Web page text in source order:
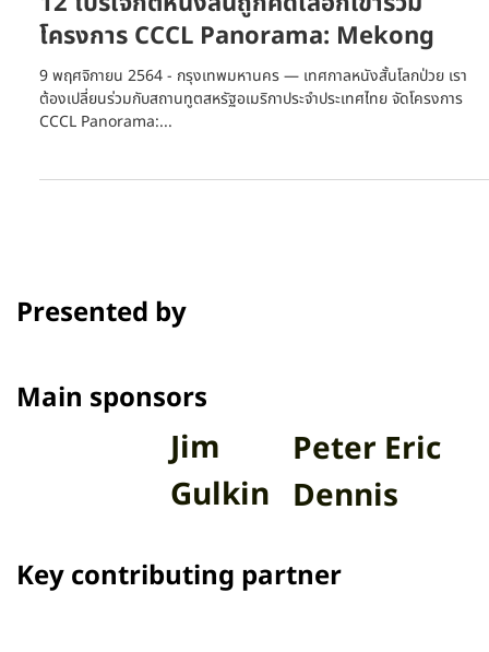
16 พ.ย. 2564 ยาว 1 นาที
12 โปรเจกต์หนังสั้นถูกคัดเลือกเข้าร่วม
โครงการ CCCL Panorama: Mekong
CCCL Panorama:...
Presented by
Main sponsors
Peter Eric
Dennis
Jim
Gulkin